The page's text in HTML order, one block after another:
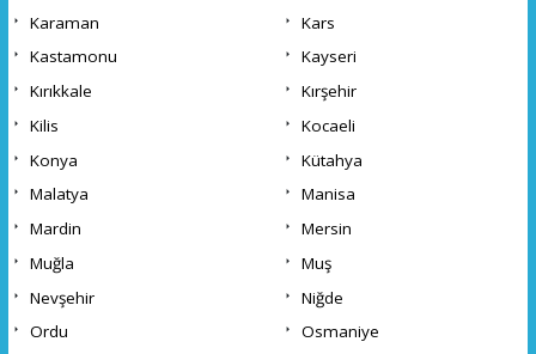
Karaman
Kars
Kastamonu
Kayseri
Kırıkkale
Kırşehir
Kilis
Kocaeli
Konya
Kütahya
Malatya
Manisa
Mardin
Mersin
Muğla
Muş
Nevşehir
Niğde
Ordu
Osmaniye